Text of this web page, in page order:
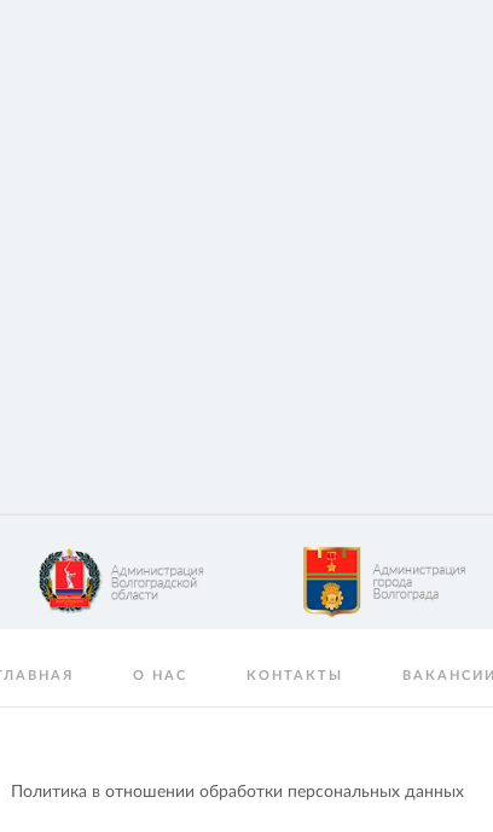
ГЛАВНАЯ О НАС КОНТАКТЫ ВАКАНСИИ
Политика в отношении обработки персональных данных